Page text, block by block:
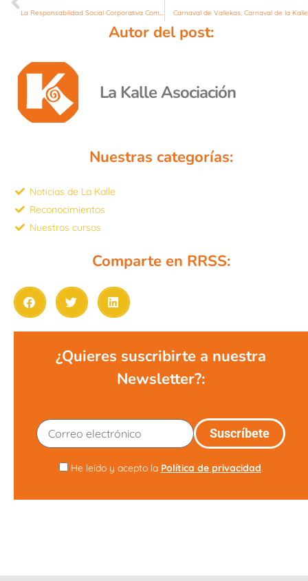
Carnaval de Vallekas, Carnaval de la Kalle
Autor del post:
La Kalle Asociación
Nuestras categorías:
Noticias de La Kalle
Reconocimientos
Nuestros cursos
Comparte en RRSS:
¿Quieres suscribirte a nuestra
Newsletter?:
He leído y acepto la Política de privacidad.